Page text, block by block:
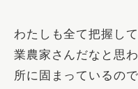
わたしも全て把握し
業農家さんだなと思
所に固まっているの